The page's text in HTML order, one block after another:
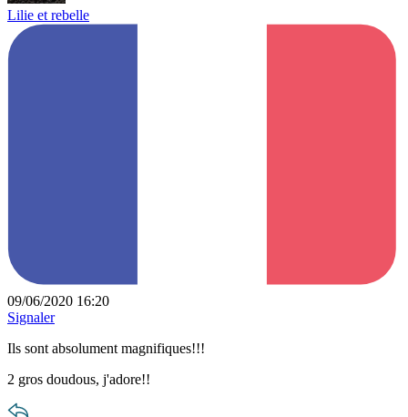
Lilie et rebelle
09/06/2020 16:20
Signaler
Ils sont absolument magnifiques!!!
2 gros doudous, j'adore!!